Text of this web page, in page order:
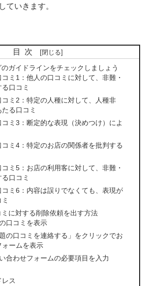
ていきます。
目次
ガイドラインをチェックしましょう
ミ1：他人の口コミに対して、非難・
口コミ
ミ2：特定の人種に対して、人種非
る口コミ
ミ3：断定的な表現（決めつけ）によ
ミ4：特定のお店の関係者を批判する
ミ5：お店の利用客に対して、非難・
口コミ
ミ6：内容は誤りでなくても、表現が
に対する削除依頼を出す方法
口コミを表示
の口コミを連絡する」をクリックでお
ォームを表示
合わせフォームの必要項目を入力
レス